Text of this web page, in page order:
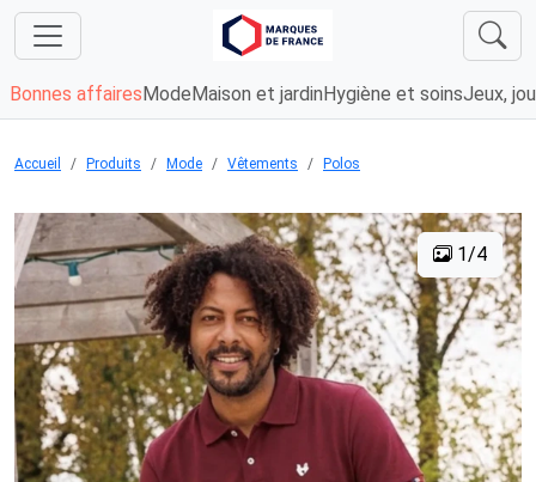
Bonnes affaires Mode Maison et jardin Hygiène et soinsJeux,
Accueil Produits Mode Vêtements Polos
1/4